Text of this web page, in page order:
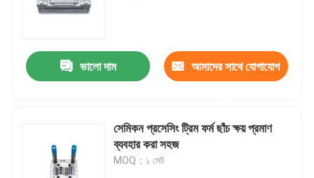
ভালো দাম আমাদের সাথে যোগাযোগ
সেমিকন প্রসেসিং ট্রিম ফর্ম ছাঁচ ক্ষয় প্রমাণ
ব্যবহার করা সহজ
MOQ：১ সেট